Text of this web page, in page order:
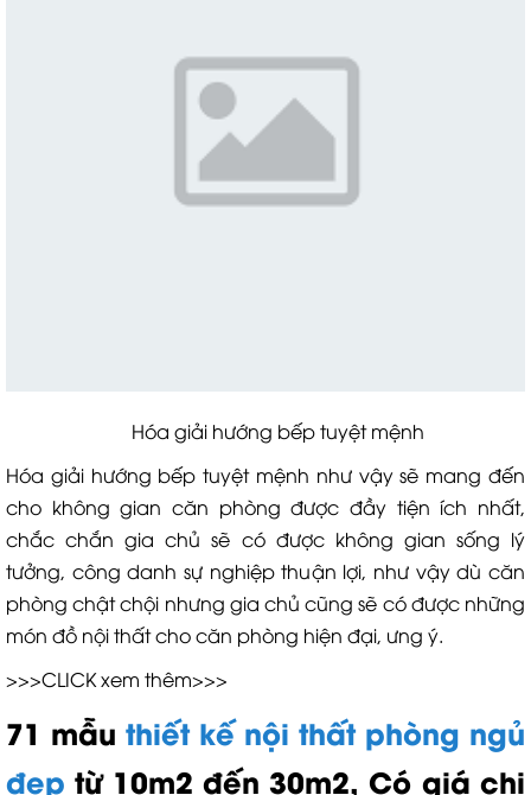
Hóa giải hướng bếp tuyệt mệnh
Hóa giải hướng bếp tuyệt mệnh như vậy sẽ mang đến
cho không gian căn phòng được đầy tiện ích nhất,
chắc chắn gia chủ sẽ có được không gian sống lý
tưởng, công danh sự nghiệp thuận lợi, như vậy dù căn
phòng chật chội nhưng gia chủ cũng sẽ có được những
món đồ nội thất cho căn phòng hiện đại, ưng ý.
>>>CLICK xem thêm>>>
71 mẫu thiết kế nội thất phòng ngủ
đẹp từ 10m2 đến 30m2, Có giá chi